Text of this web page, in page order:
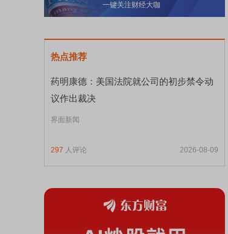
一键关注财经大咖
热点推荐
药明康德：美国法院就公司的初步禁令动
议作出裁决
界面新闻
297 人评论 2026-08-09